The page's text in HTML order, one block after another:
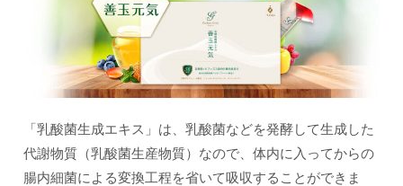
「乳酸菌生成エキス」は、乳酸菌などを発酵して生成した
代謝物質（乳酸菌生産物質）なので、体内に入ってからの
腸内細菌による変換工程を省いて吸収することができま